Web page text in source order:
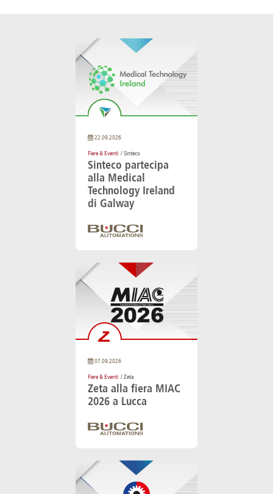
22.09.2026
Fiere & Eventi / Sinteco
Sinteco partecipa
alla Medical
Technology Ireland
di Galway
07.09.2026
Fiere & Eventi / Zeta
Zeta alla fiera MIAC
2026 a Lucca